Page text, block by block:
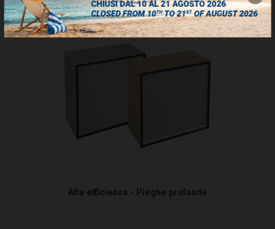
Alta efficienza - Pieghe profonde